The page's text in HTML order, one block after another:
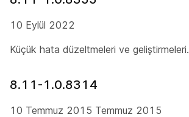
10 Eylül 2022
Küçük hata düzeltmeleri ve geliştirmeleri.
8.11-1.0.8314
10 Temmuz 2015 Temmuz 2015